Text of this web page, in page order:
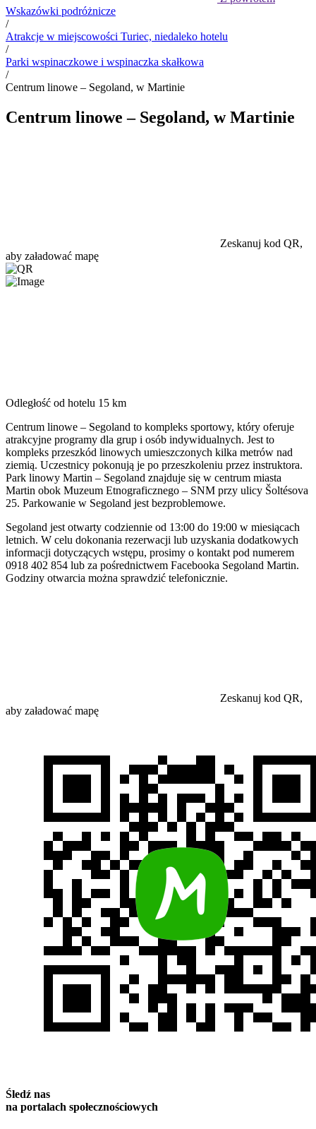
Wskazówki podróżnicze
/
Atrakcje w miejscowości Turiec, niedaleko hotelu
/
Parki wspinaczkowe i wspinaczka skałkowa
/
Centrum linowe – Segoland, w Martinie
Centrum linowe – Segoland, w Martinie
Zeskanuj kod QR,
aby załadować mapę
Odległość od hotelu 15 km
Centrum linowe – Segoland to kompleks sportowy, który oferuje
atrakcyjne programy dla grup i osób indywidualnych. Jest to
kompleks przeszkód linowych umieszczonych kilka metrów nad
ziemią. Uczestnicy pokonują je po przeszkoleniu przez instruktora.
Park linowy Martin – Segoland znajduje się w centrum miasta
Martin obok Muzeum Etnograficznego – SNM przy ulicy Šoltésova
25. Parkowanie w Segoland jest bezproblemowe.
Segoland jest otwarty codziennie od 13:00 do 19:00 w miesiącach
letnich. W celu dokonania rezerwacji lub uzyskania dodatkowych
informacji dotyczących wstępu, prosimy o kontakt pod numerem
0918 402 854 lub za pośrednictwem Facebooka Segoland Martin.
Godziny otwarcia można sprawdzić telefonicznie.
Zeskanuj kod QR,
aby załadować mapę
Śledź nas
na portalach społecznościowych